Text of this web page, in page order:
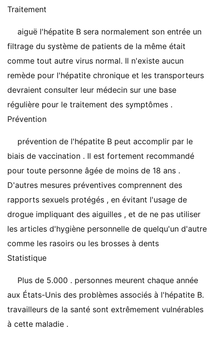
Traitement
aiguë l'hépatite B sera normalement son entrée un
filtrage du système de patients de la même était
comme tout autre virus normal. Il n'existe aucun
remède pour l'hépatite chronique et les transporteurs
devraient consulter leur médecin sur une base
régulière pour le traitement des symptômes .
Prévention
prévention de l'hépatite B peut accomplir par le
biais de vaccination . Il est fortement recommandé
pour toute personne âgée de moins de 18 ans .
D'autres mesures préventives comprennent des
rapports sexuels protégés , en évitant l'usage de
drogue impliquant des aiguilles , et de ne pas utiliser
les articles d'hygiène personnelle de quelqu'un d'autre
comme les rasoirs ou les brosses à dents
Statistique
Plus de 5.000 . personnes meurent chaque année
aux États-Unis des problèmes associés à l'hépatite B.
travailleurs de la santé sont extrêmement vulnérables
à cette maladie .